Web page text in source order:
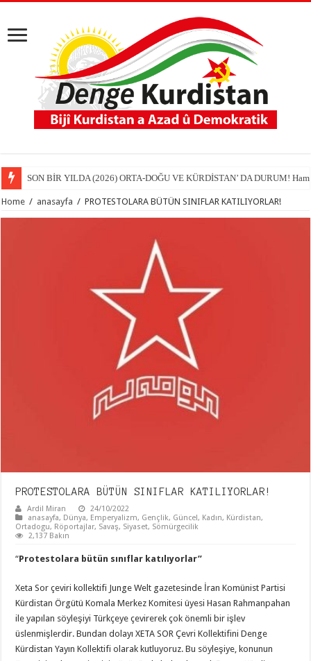
SON BİR YILDA (2026) ORTA-DOĞU VE KÜRDİSTAN’ DA DURUM!
Home / anasayfa / PROTESTOLARA BÜTÜN SINIFLAR KATILIYORLAR!
PROTESTOLARA BÜTÜN SINIFLAR KATILIYORLAR!
Ardil Miran
24/10/2022
anasayfa, Dünya, Emperyalizm, Gençlik, Güncel, Kadın, Kürdistan,
Ortadogu, Röportajlar, Savaş, Siyaset, Sömürgecilik
2,137 Bakın
“Protestolara bütün sınıflar katılıyorlar”
Xeta Sor çeviri kollektifi Junge Welt gazetesinde İran Komünist Partisi
Kürdistan Örgütü Komala Merkez Komitesi üyesi Hasan Rahmanpahan
ile yapılan söyleşiyi Türkçeye çevirerek çok önemli bir işlev
üslenmişlerdir. Bundan dolayı XETA SOR Çevri Kollektifini Denge
Kürdistan Yayın Kollektifi olarak kutluyoruz. Bu söyleşiye, konunun